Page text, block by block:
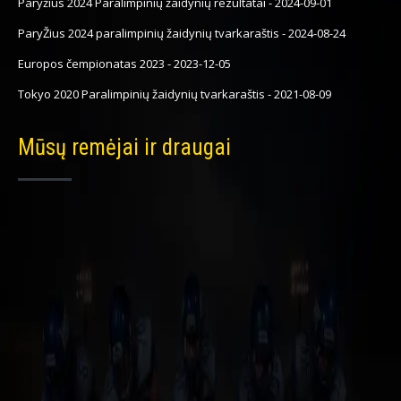
ParyŽius 2024 paralimpinių žaidynių tvarkaraštis -2024-08-24
Europos čempionatas 2023 -2023-12-05
Tokyo 2020 Paralimpinių žaidynių tvarkaraštis -2021-08-09
Mūsų remėjai ir draugai